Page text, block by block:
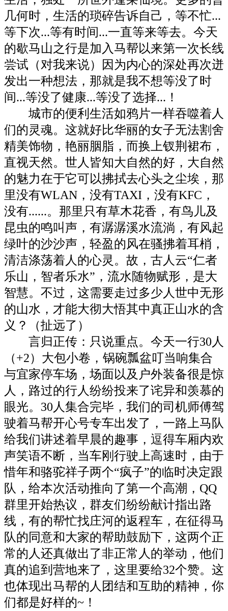
几何时，生活的琐碎告诉自己，等不忙...
等下次...等有时间...一直等来等去。今天
的歇马山之行是加入马帮以来第一次长线
尝试（对我来说）因为内心的深处再次迸
发出一种想法，那就是我不想等没了时
间...等没了健康...等没了选择...！
城市的便利生活如鸦片一样吞噬着人
们的灵魂。这就好比华丽的女子无法割舍
精美饰物，艳丽胭脂，而换上钗荆裙布，
直视天然。世人皆知大自然的好，大自然
的魅力在于它可以拂拭去心头之尘埃，那
里没有WLAN，没有TAXI，没有KFC，
没有......。那里只有草木花香，有鸟儿及
昆虫的鸣叫声，有潺潺溪水流淌，有风起
绿叶的沙沙声，轻盈的风在骚拂着耳梢，
清洁涤荡着人的心灵。故，古人云“仁者
乐山，智者乐水”，流水随物赋形，是大
智慧。不过，这需要走过多少人世中无形
的山水，才能大彻大悟其中真正山水的含
义？（扯远了 ）
言归正传：只说重点。今天一行30人
（+2）大包小卷，锅碗瓢盆叮当响集合
与宜家停车场，场面以及户外装备很是惊
人，路过的行人纷纷投来了诧异和羡慕的
眼光。30人集合完毕，我们的司机师傅驾
驶着马帮开心号专车出发了，一路上马队
给我们讲述着早晨的趣事，逗得车厢内欢
声笑语不断，当车刚行驶上高速时，由于
惜年和骆驼祥子两个“疯子”的临时决定跟
队，给本次活动推向了第一个高潮，QQ
群里开始热议，群友们纷纷献计指出路
线，有的帮忙找庄河的返程车，在征得马
队的同意和大家的帮助鼓励下，这两个正
常的人还真做出了非正常人的举动，他们
真的追到营地来了，这里要给32个赞。这
也体现出马帮的人团结和互助的精神，你
们都是好样的~！